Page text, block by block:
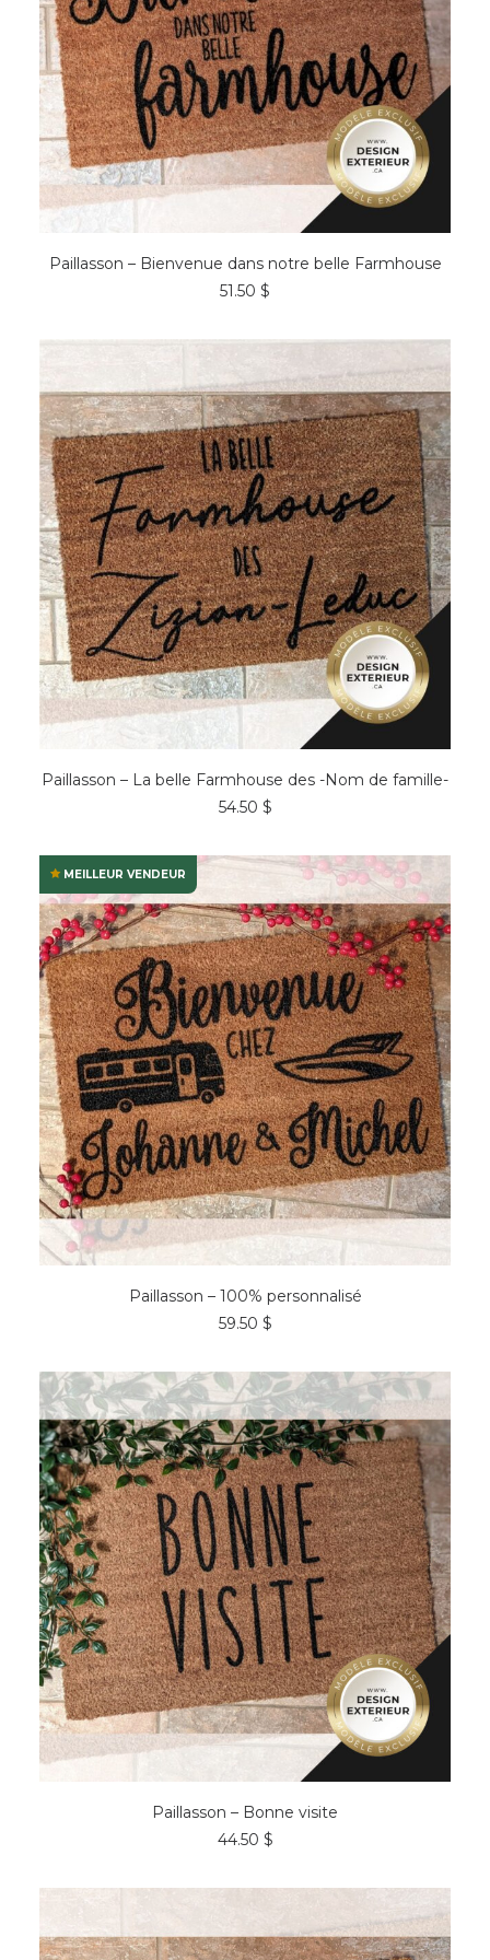
AJOUTER AU PANIER
Paillasson – Bienvenue dans notre belle Farmhouse
51.50 $
CHOIX DES OPTIONS
Paillasson – La belle Farmhouse des -Nom de famille-
54.50 $
MEILLEUR VENDEUR
CHOIX DES OPTIONS
Paillasson – 100% personnalisé
59.50 $
AJOUTER AU PANIER
Paillasson – Bonne visite
44.50 $